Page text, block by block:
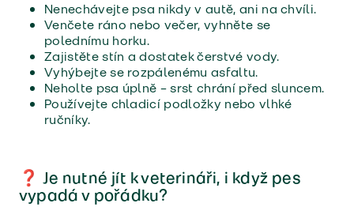
Nenechávejte psa nikdy v autě, ani na chvíli.
Venčete ráno nebo večer, vyhněte se
polednímu horku.
Zajistěte stín a dostatek čerstvé vody.
Vyhýbejte se rozpálenému asfaltu.
Neholte psa úplně – srst chrání před sluncem.
Používejte chladicí podložky nebo vlhké
ručníky.
❓ Je nutné jít k veterináři, i když pes
vypadá v pořádku?